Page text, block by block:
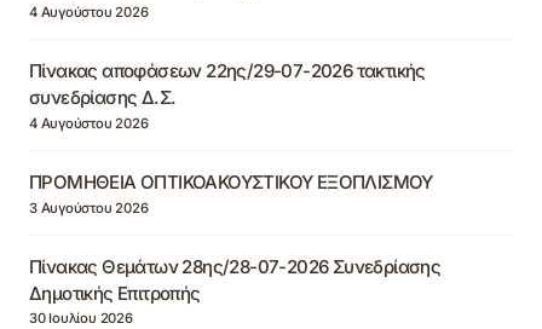
4 Αυγούστου 2026
Πίνακας αποφάσεων 22ης/29-07-2026 τακτικής
συνεδρίασης Δ.Σ.
4 Αυγούστου 2026
ΠΡΟΜΗΘΕΙΑ ΟΠΤΙΚΟΑΚΟΥΣΤΙΚΟΥ ΕΞΟΠΛΙΣΜΟΥ
3 Αυγούστου 2026
Πίνακας Θεμάτων 28ης/28-07-2026 Συνεδρίασης
Δημοτικής Επιτροπής
30 Ιουλίου 2026